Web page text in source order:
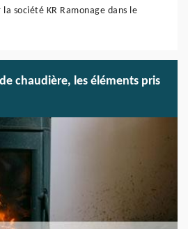
société KR Ramonage dans le
chaudière, les éléments pris